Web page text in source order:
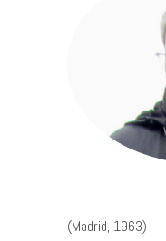
(Madrid, 1963)